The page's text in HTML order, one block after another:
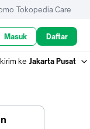
Tokopedia Care
Masuk Daftar
ke Jakarta Pusat